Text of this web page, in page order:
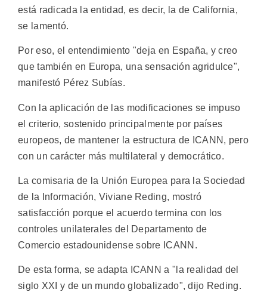
está radicada la entidad, es decir, la de California,
se lamentó.
Por eso, el entendimiento "deja en España, y creo
que también en Europa, una sensación agridulce",
manifestó Pérez Subías.
Con la aplicación de las modificaciones se impuso
el criterio, sostenido principalmente por países
europeos, de mantener la estructura de ICANN, pero
con un carácter más multilateral y democrático.
La comisaria de la Unión Europea para la Sociedad
de la Información, Viviane Reding, mostró
satisfacción porque el acuerdo termina con los
controles unilaterales del Departamento de
Comercio estadounidense sobre ICANN.
De esta forma, se adapta ICANN a "la realidad del
siglo XXI y de un mundo globalizado", dijo Reding.